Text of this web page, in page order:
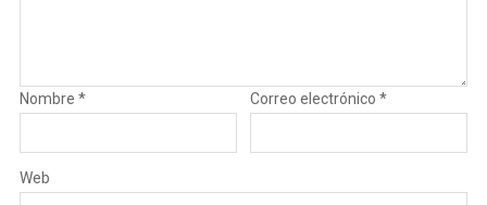
Nombre * Correo electrónico*
Web